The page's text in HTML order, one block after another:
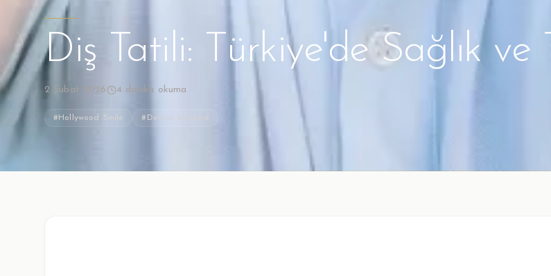
Diş Tatili: Türkiye'de Sağlık ve
2 Şubat 2026 4 dakika okuma
# Hollywood Smile # Dental Veneers